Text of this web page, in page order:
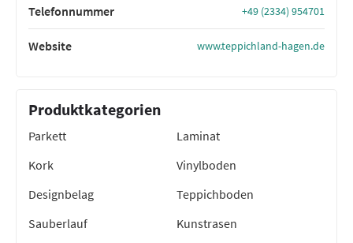
Telefonnummer +49 (2334) 954701
Website www.teppichland-hagen.de
Produktkategorien
Parkett
Laminat
Kork
Vinylboden
Designbelag
Teppichboden
Sauberlauf
Kunstrasen